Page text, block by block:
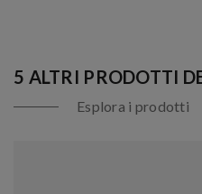
5 ALTRI PRODOTTI
Esplora i prodotti